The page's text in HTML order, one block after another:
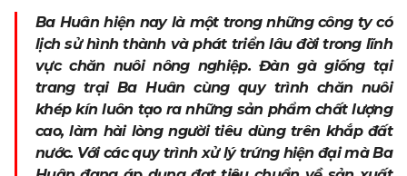
Ba Huân hiện nay là một trong những công ty có
lịch sử hình thành và phát triển lâu đời trong lĩnh
vực chăn nuôi nông nghiệp. Đàn gà giống tại
trang trại Ba Huân cùng quy trình chăn nuôi
khép kín luôn tạo ra những sản phẩm chất lượng
cao, làm hài lòng người tiêu dùng trên khắp đất
nước. Với các quy trình xử lý trứng hiện đại mà Ba